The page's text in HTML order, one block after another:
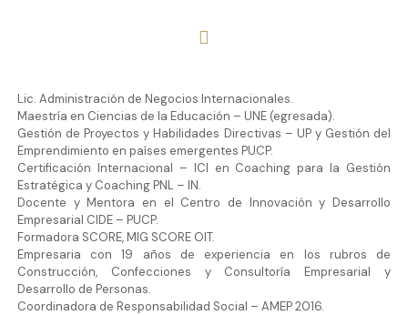
Lic. Administración de Negocios Internacionales.
Maestría en Ciencias de la Educación – UNE (egresada).
Gestión de Proyectos y Habilidades Directivas – UP y Gestión del
Emprendimiento en países emergentes PUCP.
Certificación Internacional – ICI en Coaching para la Gestión
Estratégica y Coaching PNL – IN.
Docente y Mentora en el Centro de Innovación y Desarrollo
Empresarial CIDE – PUCP.
Formadora SCORE, MIG SCORE OIT.
Empresaria con 19 años de experiencia en los rubros de
Construcción, Confecciones y Consultoría Empresarial y
Desarrollo de Personas.
Coordinadora de Responsabilidad Social – AMEP 2016.